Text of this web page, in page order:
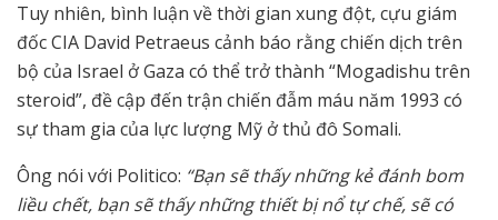
Tuy nhiên, bình luận về thời gian xung đột, cựu giám
đốc CIA David Petraeus cảnh báo rằng chiến dịch trên
bộ của Israel ở Gaza có thể trở thành “Mogadishu trên
steroid”, đề cập đến trận chiến đẫm máu năm 1993 có
sự tham gia của lực lượng Mỹ ở thủ đô Somali.
Ông nói với Politico: “Bạn sẽ thấy những kẻ đánh bom
liều chết, bạn sẽ thấy những thiết bị nổ tự chế, sẽ có